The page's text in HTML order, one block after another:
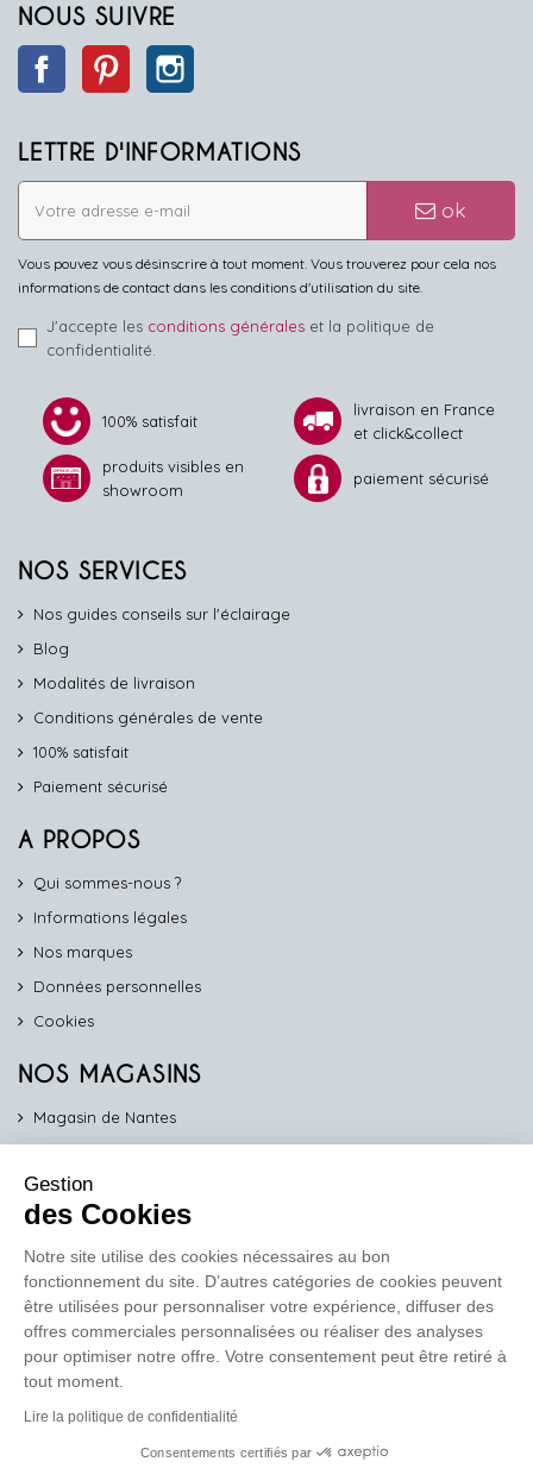
NOUS SUIVRE
Facebook Pinterest
LETTRE D'INFORMATIONS
ok
Vous pouvez vous désinscrire à tout moment. Vous trouverez pour cela nos
informations de contact dans les conditions d'utilisation du site.
J'accepte les conditions générales et la politique de
confidentialité.
100% satisfait
livraison en France
et click&collect
produits visibles en
showroom
paiement sécurisé
NOS SERVICES
Nos guides conseils sur l'éclairage
Blog
Modalités de livraison
Conditions générales de vente
100% satisfait
Paiement sécurisé
A PROPOS
Qui sommes-nous ?
Informations légales
Nos marques
Données personnelles
Cookies
NOS MAGASINS
Magasin de Nantes
Magasin de Vannes
Magasin d'Orléans
COMPTOIR PRO
work
Comptoir des Lustres vous propose ses services dédiés aux
Gestion
des Cookies
Notre site utilise des cookies nécessaires au bon
fonctionnement du site. D’autres catégories de cookies peuvent
être utilisées pour personnaliser votre expérience, diffuser des
offres commerciales personnalisées ou réaliser des analyses
pour optimiser notre offre. Votre consentement peut être retiré à
tout moment.
Lire la politique de confidentialité
Consentements certifiés par